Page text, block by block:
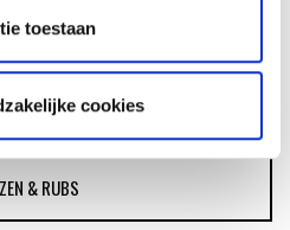
toestaan
cookies
& RUBS